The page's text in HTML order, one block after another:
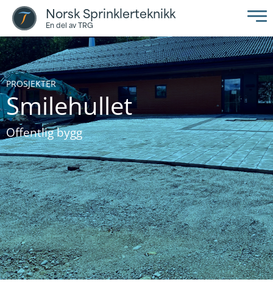
Norsk Sprinklerteknikk
En del av TRG
PROSJEKTER
Smilehullet
Offentlig bygg